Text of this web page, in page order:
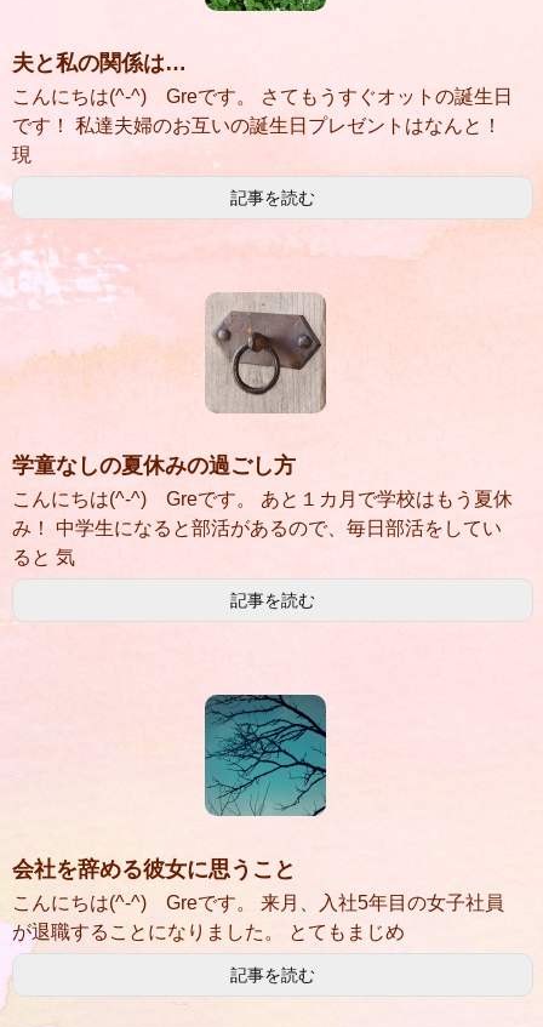
夫と私の関係は…
こんにちは(^-^) Greです。 さてもうすぐオットの誕生日
です！ 私達夫婦のお互いの誕生日プレゼントはなんと！
現
記事を読む
学童なしの夏休みの過ごし方
こんにちは(^-^) Greです。 あと１カ月で学校はもう夏休
み！ 中学生になると部活があるので、毎日部活をしてい
ると 気
記事を読む
会社を辞める彼女に思うこと
こんにちは(^-^) Greです。 来月、入社5年目の女子社員
が退職することになりました。 とてもまじめ
記事を読む